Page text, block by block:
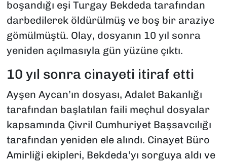
boşandığı eşi Turgay Bekdeda tarafından
darbedilerek öldürülmüş ve boş bir araziye
gömülmüştü. Olay, dosyanın 10 yıl sonra
yeniden açılmasıyla gün yüzüne çıktı.
10 yıl sonra cinayeti itiraf etti
Ayşen Aycan’ın dosyası, Adalet Bakanlığı
tarafından başlatılan faili meçhul dosyalar
kapsamında Çivril Cumhuriyet Başsavcılığı
tarafından yeniden ele alındı. Cinayet Büro
Amirliği ekipleri, Bekdeda’yı sorguya aldı ve